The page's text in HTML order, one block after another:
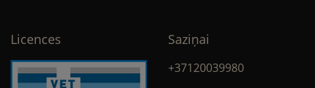
Licences Saziņai
+37120039980